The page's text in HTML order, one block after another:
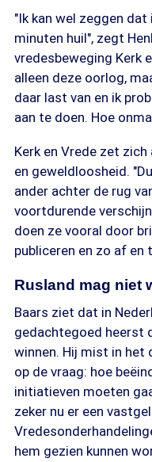
"Ik kan wel zeggen dat
minuten huil", zegt
vredesbeweging Kerk
alleen deze oorlog,
daar last van en ik
aan te doen. Hoe
Kerk en Vrede zet
en geweldloosheid.
ander achter de rug
voortdurende
doen ze vooral door
publiceren en zo af
Rusland mag niet
Baars ziet dat in
gedachtegoed heerst
winnen. Hij mist in het
op de vraag: hoe
initiatieven moeten
zeker nu er een
hem gezien kunnen